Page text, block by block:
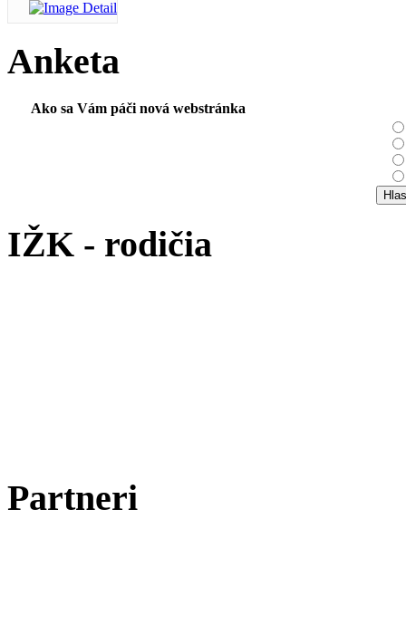
Anketa
Ako sa Vám páči nová webstránka
IŽK - rodičia
Partneri